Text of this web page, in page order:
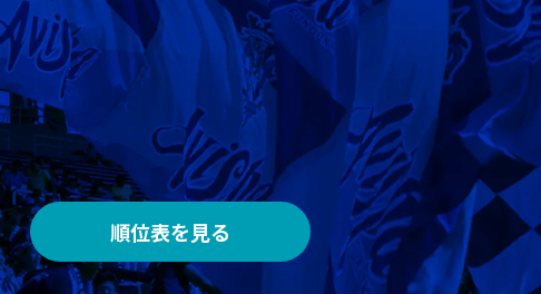
AWAY
メルカリスタジアム
順位表を見る